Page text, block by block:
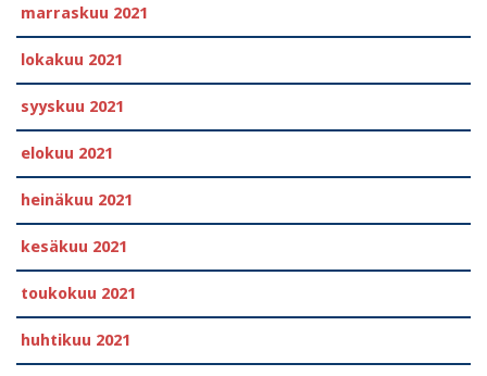
marraskuu 2021
lokakuu 2021
syyskuu 2021
elokuu 2021
heinäkuu 2021
kesäkuu 2021
toukokuu 2021
huhtikuu 2021